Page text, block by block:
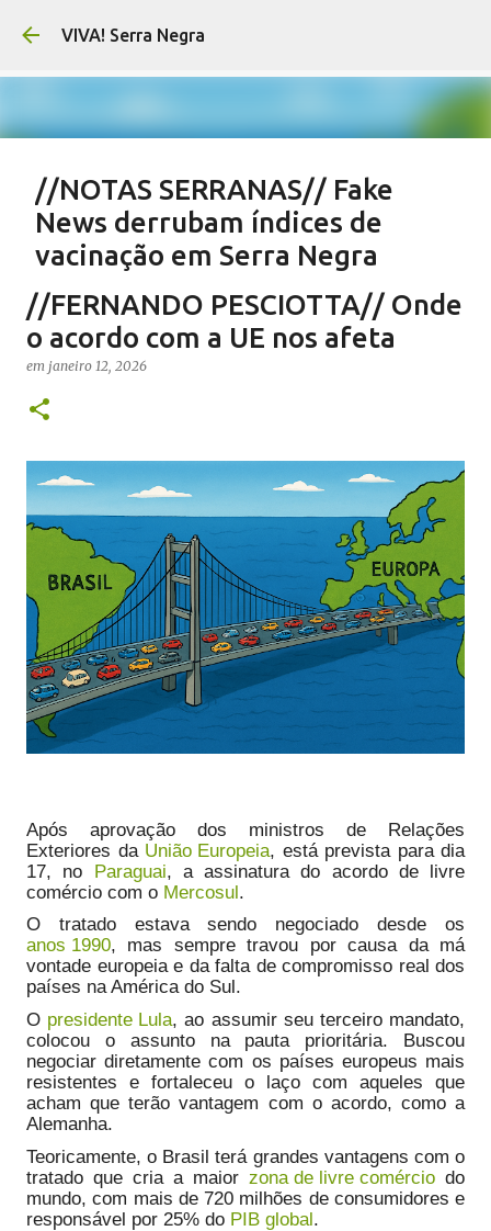
Pular para o conteúdo principal
VIVA! Serra Negra
//NOTAS SERRANAS// Fake
News derrubam índices de
vacinação em Serra Negra
VACINAÇÃO SERRA NEGRA
//FERNANDO PESCIOTTA// Onde
o acordo com a UE nos afeta
em janeiro 12, 2026
Após aprovação dos ministros de Relações
Exteriores da União Europeia, está prevista para dia
17, no Paraguai, a assinatura do acordo de livre
comércio com o Mercosul.
O tratado estava sendo negociado desde os
anos 1990, mas sempre travou por causa da má
vontade europeia e da falta de compromisso real dos
países na América do Sul.
O presidente Lula, ao assumir seu terceiro mandato,
colocou o assunto na pauta prioritária. Buscou
negociar diretamente com os países europeus mais
resistentes e fortaleceu o laço com aqueles que
acham que terão vantagem com o acordo, como a
Alemanha.
Teoricamente, o Brasil terá grandes vantagens com o
tratado que cria a maior zona de livre comércio do
mundo, com mais de 720 milhões de consumidores e
responsável por 25% do PIB global.